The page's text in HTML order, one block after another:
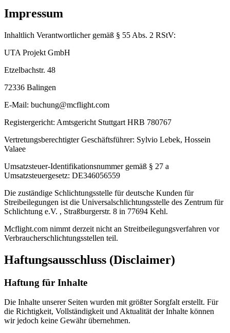
Impressum
Inhaltlich Verantwortlicher gemäß § 55 Abs. 2 RStV:
UTA Projekt GmbH
Etzelbachstr. 48
72336 Balingen
E-Mail: buchung@mcflight.com
Registergericht: Amtsgericht Stuttgart HRB 780767
Vertretungsberechtigter Geschäftsführer: Sylvio Lebek, Hossein
Valaee
Umsatzsteuer-Identifikationsnummer gemäß § 27 a
Umsatzsteuergesetz: DE346056559
Die zuständige Schlichtungsstelle für deutsche Kunden für
Streibeilegungen ist die Universalschlichtungsstelle des Zentrum für
Schlichtung e.V. , Straßburgerstr. 8 in 77694 Kehl.
Mcflight.com nimmt derzeit nicht an Streitbeilegungsverfahren vor
Verbraucherschlichtungsstellen teil.
Haftungsausschluss (Disclaimer)
Haftung für Inhalte
Die Inhalte unserer Seiten wurden mit größter Sorgfalt erstellt. Für
die Richtigkeit, Vollständigkeit und Aktualität der Inhalte können
wir jedoch keine Gewähr übernehmen.